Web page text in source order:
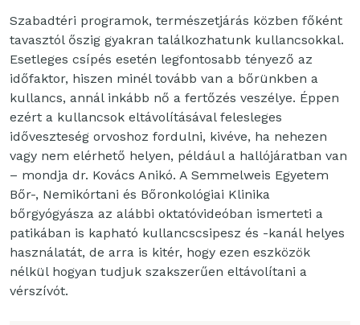
Szabadtéri programok, természetjárás közben főként
tavasztól őszig gyakran találkozhatunk kullancsokkal.
Esetleges csípés esetén legfontosabb tényező az
időfaktor, hiszen minél tovább van a bőrünkben a
kullancs, annál inkább nő a fertőzés veszélye. Éppen
ezért a kullancsok eltávolításával felesleges
időveszteség orvoshoz fordulni, kivéve, ha nehezen
vagy nem elérhető helyen, például a hallójáratban van
– mondja dr. Kovács Anikó. A Semmelweis Egyetem
Bőr-, Nemikórtani és Bőronkológiai Klinika
bőrgyógyásza az alábbi oktatóvideóban ismerteti a
patikában is kapható kullancscsipesz és -kanál helyes
használatát, de arra is kitér, hogy ezen eszközök
nélkül hogyan tudjuk szakszerűen eltávolítani a
vérszívót.